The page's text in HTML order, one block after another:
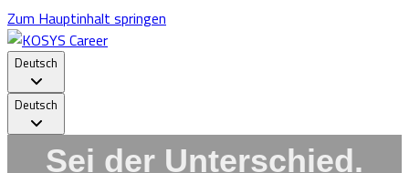
Zum Hauptinhalt springen
Deutsch
Deutsch
Sei der Unterschied.